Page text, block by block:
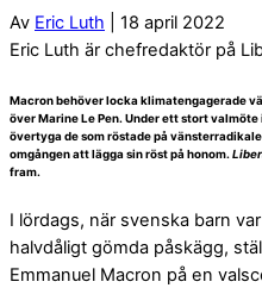
Av Eric Luth | 18 april 2022
Eric Luth är chefredaktör på
Macron behöver locka klimatengagerade
över Marine Le Pen. Under ett stort
övertyga de som röstade på
omgången att lägga sin röst på honom.
fram.
I lördags, när svenska barn
halvdåligt gömda påskägg,
Emmanuel Macron på en